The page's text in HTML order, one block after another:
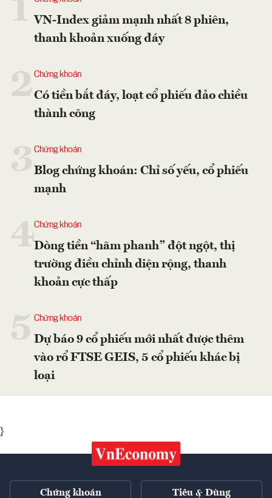
VN-Index giảm mạnh nhất 8 phiên,
thanh khoản xuống đáy
2Chứng khoán
Có tiền bắt đáy, loạt cổ phiếu đảo chiều
thành công
Chứng khoán
Blog chứng khoán: Chỉ số yếu, cổ phiếu
mạnh
4Chứng khoán
Dòng tiền “hãm phanh” đột ngột, thị
trường điều chỉnh diện rộng, thanh
khoản cực thấp
Chứng khoán
Dự báo 9 cổ phiếu mới nhất được thêm
vào rổ FTSE GEIS, 5 cổ phiếu khác bị
loại
}
Chứng khoán Tiêu & Dùng